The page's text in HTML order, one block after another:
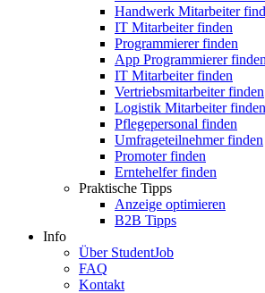
Handwerk Mitarbeiter
IT Mitarbeiter finden
Programmierer finden
App Programmierer finden
IT Mitarbeiter finden
Vertriebsmitarbeiter finden
Logistik Mitarbeiter finden
Pflegepersonal finden
Umfrageteilnehmer finden
Promoter finden
Erntehelfer finden
Praktische Tipps
Anzeige optimieren
B2B Tipps
Info
Über StudentJob
FAQ
Kontakt